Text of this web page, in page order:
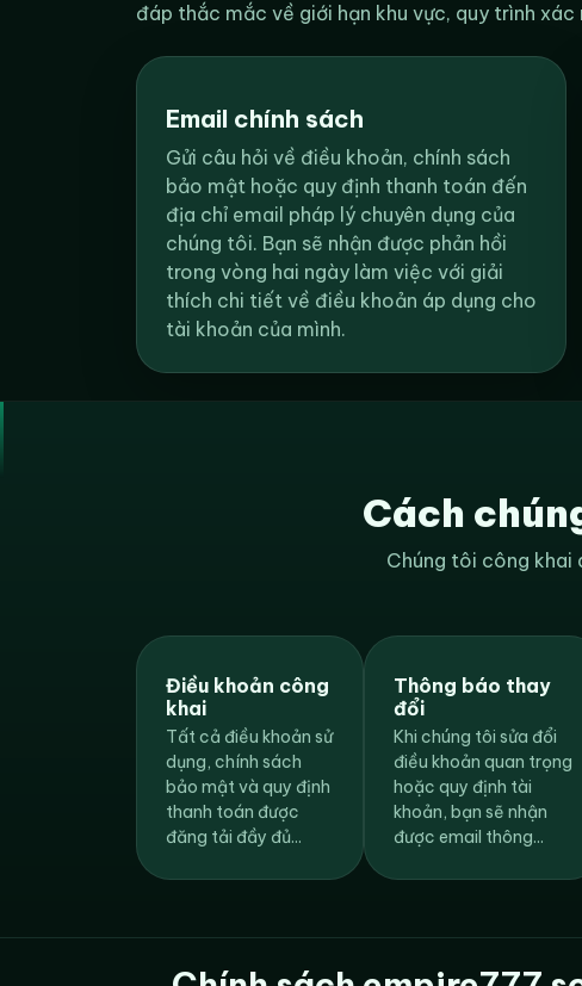
đáp thắc mắc về giới hạn khu vực, quy trình
Email chính sách
Gửi câu hỏi về điều khoản, chính sách
bảo mật hoặc quy định thanh toán đến
địa chỉ email pháp lý chuyên dụng của
chúng tôi. Bạn sẽ nhận được phản hồi
trong vòng hai ngày làm việc với giải
thích chi tiết về điều khoản áp dụng cho
tài khoản của mình.
Cách
Chúng tôi công khai
Điều khoản công
khai
Tất cả điều khoản sử
dụng, chính sách
bảo mật và quy định
thanh toán được
đăng tải đầy đủ...
Thông báo thay
đổi
Khi chúng tôi sửa đổi
điều khoản quan trọng
hoặc quy định tài
khoản, bạn sẽ nhận
được email thông...